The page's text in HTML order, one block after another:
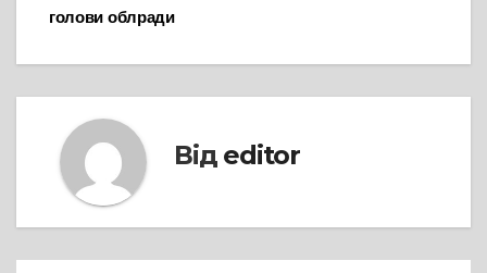
голови облради
Від editor